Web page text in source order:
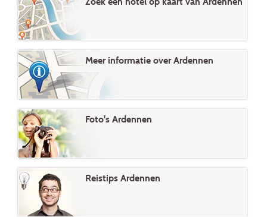
Meer informatie over Ardennen
Foto's Ardennen
Reistips Ardennen